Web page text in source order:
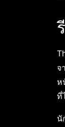
จ
ห
ที่
นั